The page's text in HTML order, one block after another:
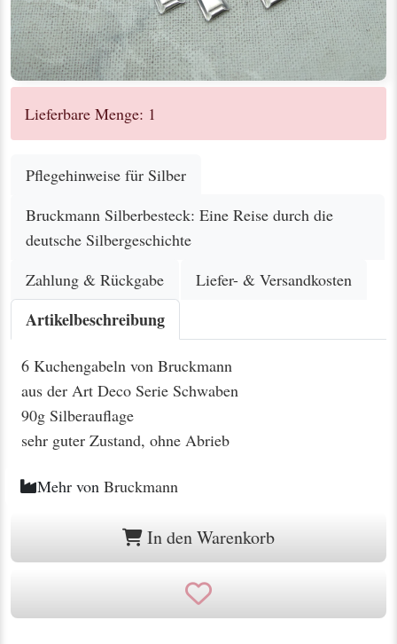
Lieferbare Menge: 1
Pflegehinweise für Silber
Bruckmann Silberbesteck: Eine Reise durch die
deutsche Silbergeschichte
Zahlung & Rückgabe
Liefer- & Versandkosten
Artikelbeschreibung
6 Kuchengabeln von Bruckmann
aus der Art Deco Serie Schwaben
90g Silberauflage
sehr guter Zustand, ohne Abrieb
Mehr von Bruckmann
In den Warenkorb